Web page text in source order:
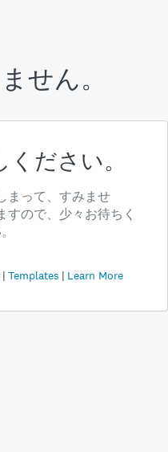
せん。
ださい。
まって、すみませ
ので、少々お待ちく
Templates Learn More